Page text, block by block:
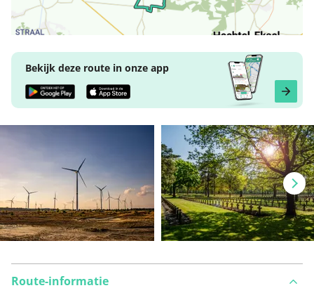
Bekijk deze route in onze app
Route-informatie